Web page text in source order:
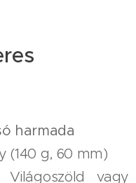
harmada
(140 g, 60 mm)
Világoszöld vagy